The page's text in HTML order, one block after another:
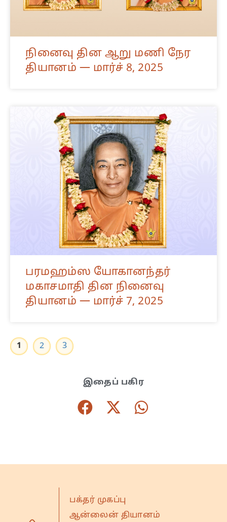
நினைவு தின ஆறு மணி நேர
தியானம் — மார்ச் 8, 2025
பரமஹம்ஸ யோகானந்தர்
மகாசமாதி தின நினைவு
தியானம் — மார்ச் 7, 2025
1 2 3
இதைப் பகிர
பக்தர் முகப்பு
ஆன்லைன் தியானம்